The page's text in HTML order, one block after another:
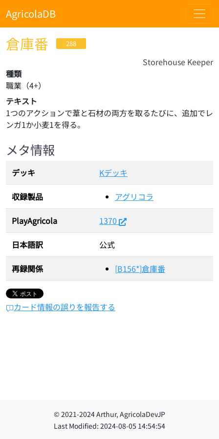
AgricolaDB
倉庫番 288
Storehouse Keeper
種類
職業 （4+）
テキスト
1つのアクションで葦と石材の両方を取るたびに、追加でレ
ンガ1か小麦1を得る。
メタ情報
デッキ Kデッキ
収録製品 アグリコラ
PlayAgricola 1370
日本語訳 公式
再録関係 [B156*]倉庫番
カード情報の誤りを報告する
© 2021-2024Arthur, AgricolaDevJP
Last Modified: 2024-08-05 14:54:54